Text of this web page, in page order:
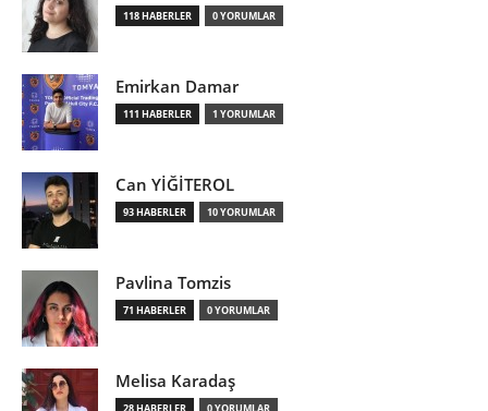
118 HABERLER 0 YORUMLAR
Emirkan Damar
111 HABERLER 1 YORUMLAR
Can YİĞİTEROL
93 HABERLER 10 YORUMLAR
Pavlina Tomzis
71 HABERLER 0 YORUMLAR
Melisa Karadaş